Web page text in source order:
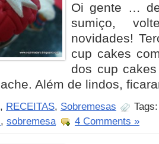
Oi gente …
sumiço,
novidades!
cup cakes
dos cup
Além de lindos,
, RECEITAS, Sobremesas
, sobremesa 4 Comments »